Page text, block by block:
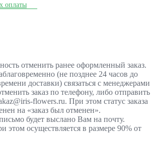
оплаты
отменить ранее оформленный заказ.
(не позднее 24 часов до
доставки) связаться с менеджерами
заказ по телефону, либо отправить
flowers.ru. При этом статус заказа
на «заказ был отменен».
будет выслано Вам на почту.
этом осуществляется в размере 90% от